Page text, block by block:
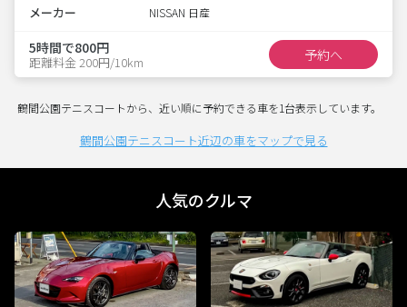
メーカー NISSAN 日産
5時間で800円
距離料金 200円/10km 予約へ
鶴間公園テニスコートから、近い順に予約できる車を1台表示しています。
鶴間公園テニスコート近辺の車をマップで見る
人気のクルマ